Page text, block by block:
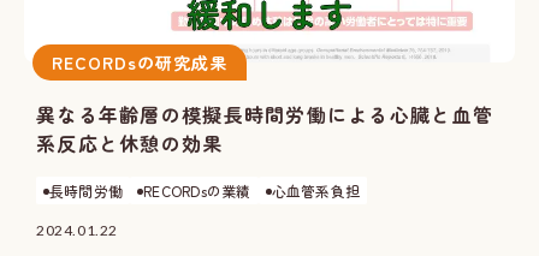
RECORDsの研究成果
異なる年齢層の模擬長時間労働による心臓と血管
系反応と休憩の効果
長時間労働 RECORDsの業績 心血管系負担
2024.01.22